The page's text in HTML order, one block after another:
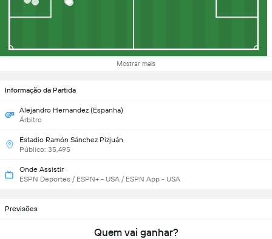
Mostrar mais
Informação da Partida
Alejandro Hernandez (Espanha)
Árbitro
Estadio Ramón Sánchez Pizjuán
Público: 35,495
Onde Assistir
ESPN Deportes / ESPN+ - USA / ESPN App - USA
Previsões
Quem vai ganhar?